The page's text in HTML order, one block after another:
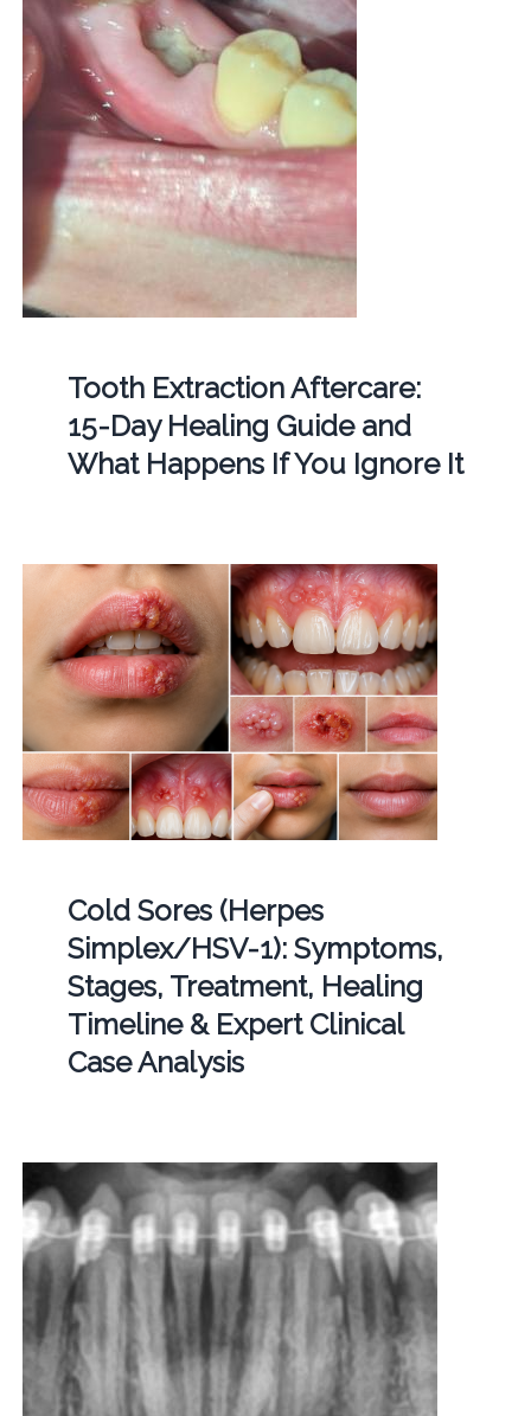
Tooth Extraction Aftercare:
15-Day Healing Guide and
What Happens If You Ignore It
Cold Sores (Herpes
Simplex/HSV-1): Symptoms,
Stages, Treatment, Healing
Timeline & Expert Clinical
Case Analysis